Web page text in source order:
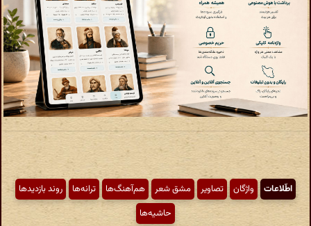
اطّلاعات واژگان تصاویر مشق شعر هم‌آهنگ‌ها ترانه‌ها
روند بازدیدها
حاشیه‌ها